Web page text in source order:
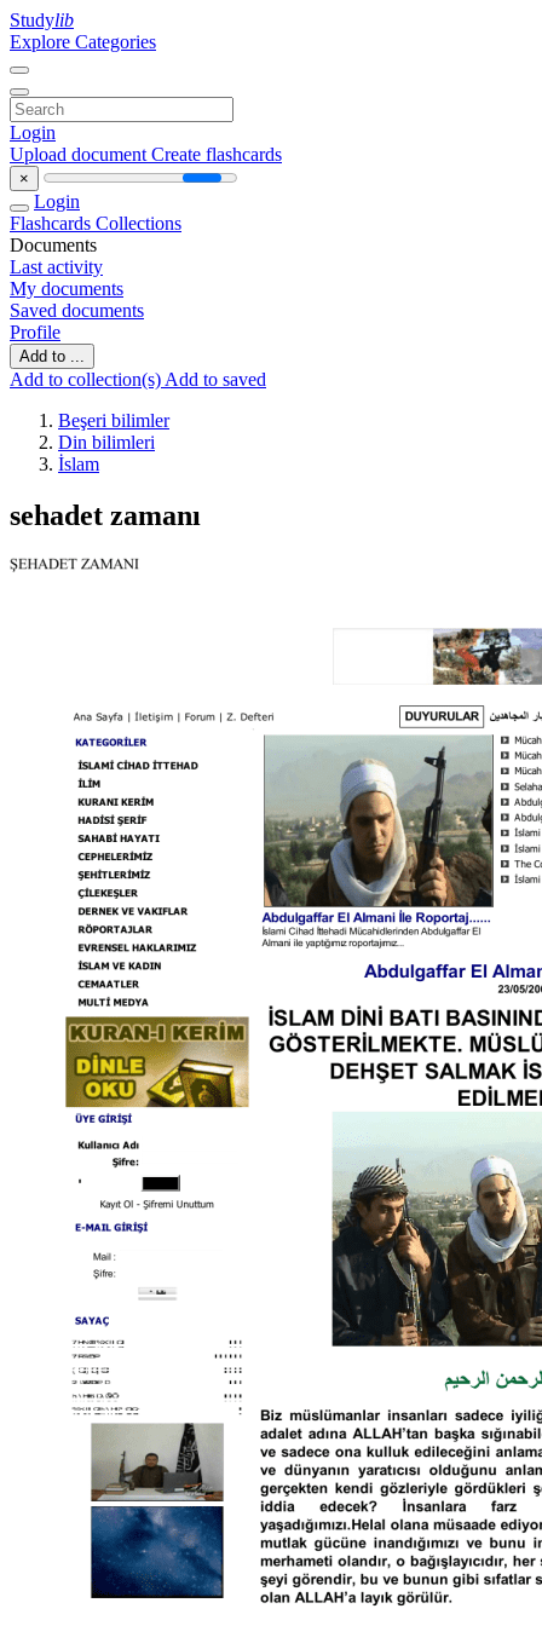
Studylib
Explore Categories
Login
Upload document Create flashcards
×
Login
Flashcards Collections
Documents
Last activity
My documents
Saved documents
Profile
Add to ...
Add to collection(s) Add to saved
Beşeri bilimler
Din bilimleri
İslam
sehadet zamanı